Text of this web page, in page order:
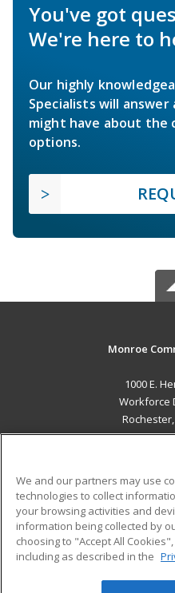
You've got
We're here to
Our highly
Specialists will
might have about the
options.
Monroe
1000 E.
Workforce
Rochester,
Military
Financial Assistance
Help
We and our partners may use
technologies to collect
your browsing activities and
information being collected by
choosing to "Accept All
including as described in the